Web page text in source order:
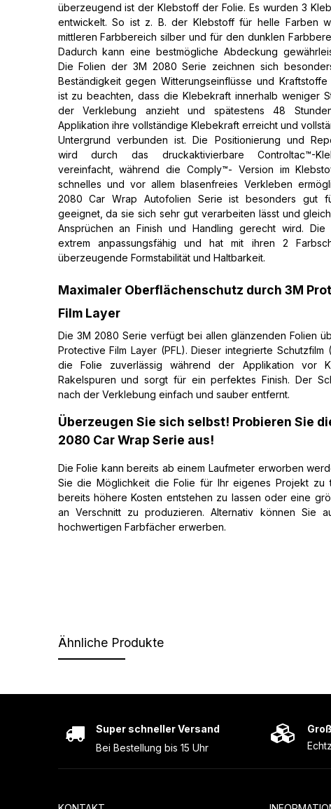
überzeugend ist der Klebstoff der Folie. Es wurden 3
entwickelt. So ist z. B. der Klebstoff für helle Farben
mittleren Farbbereich silber und für den dunklen
Dadurch kann eine bestmögliche Abdeckung
Die Folien der 3M 2080 Serie zeichnen sich
Beständigkeit gegen Witterungseinflüsse und Kraftstoffe
ist zu beachten, dass die Klebekraft innerhalb weniger
der Verklebung anzieht und spätestens 48
Applikation ihre vollständige Klebekraft erreicht und
Untergrund verbunden ist. Die Positionierung und
wird durch das druckaktivierbare Controltac™-
vereinfacht, während die Comply™- Version im
schnelles und vor allem blasenfreies Verkleben
2080 Car Wrap Autofolien Serie ist besonders gut
geeignet, da sie sich sehr gut verarbeiten lässt und
Ansprüchen an Finish und Handling gerecht wird. Die
extrem anpassungsfähig und hat mit ihren 2
überzeugende Formstabilität und Haltbarkeit.
Maximaler Oberflächenschutz durch 3M
Film Layer
Die 3M 2080 Serie verfügt bei allen glänzenden Folien
Protective Film Layer (PFL). Dieser integrierte Schutzfilm
die Folie zuverlässig während der Applikation vor
Rakelspuren und sorgt für ein perfektes Finish. Der
nach der Verklebung einfach und sauber entfernt.
Überzeugen Sie sich selbst! Probieren Sie
2080 Car Wrap Serie aus!
Die Folie kann bereits ab einem Laufmeter erworben
Sie die Möglichkeit die Folie für Ihr eigenes Projekt zu
bereits höhere Kosten entstehen zu lassen oder eine
an Verschnitt zu produzieren. Alternativ können Sie
hochwertigen Farbfächer erwerben.
Ähnliche Produkte
Super schneller Versand
Bei Bestellung bis 15 Uhr